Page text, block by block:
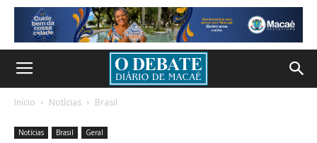
Início Notícias Brasil
Notícias Brasil Geral